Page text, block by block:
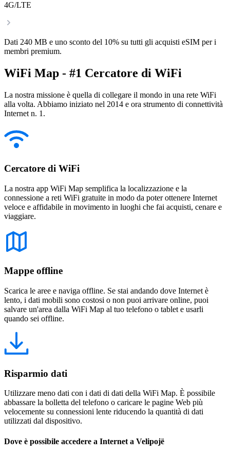
4G/LTE
Dati 240 MB e uno sconto del 10% su tutti gli acquisti eSIM per i
membri premium.
WiFi Map - #1 Cercatore di WiFi
La nostra missione è quella di collegare il mondo in una rete WiFi
alla volta. Abbiamo iniziato nel 2014 e ora strumento di connettività
Internet n. 1.
Cercatore di WiFi
La nostra app WiFi Map semplifica la localizzazione e la
connessione a reti WiFi gratuite in modo da poter ottenere Internet
veloce e affidabile in movimento in luoghi che fai acquisti, cenare e
viaggiare.
Mappe offline
Scarica le aree e naviga offline. Se stai andando dove Internet è
lento, i dati mobili sono costosi o non puoi arrivare online, puoi
salvare un'area dalla WiFi Map al tuo telefono o tablet e usarli
quando sei offline.
Risparmio dati
Utilizzare meno dati con i dati di dati della WiFi Map. È possibile
abbassare la bolletta del telefono o caricare le pagine Web più
velocemente su connessioni lente riducendo la quantità di dati
utilizzati dal dispositivo.
Dove è possibile accedere a Internet a Velipojë